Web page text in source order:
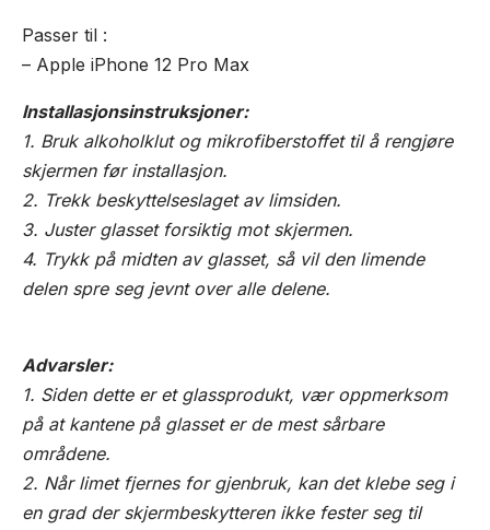
Passer til :
– Apple iPhone 12 Pro Max
Installasjonsinstruksjoner:
1. Bruk alkoholklut og mikrofiberstoffet til å rengjøre
skjermen før installasjon.
2. Trekk beskyttelseslaget av limsiden.
3. Juster glasset forsiktig mot skjermen.
4. Trykk på midten av glasset, så vil den limende
delen spre seg jevnt over alle delene.
Advarsler:
1. Siden dette er et glassprodukt, vær oppmerksom
på at kantene på glasset er de mest sårbare
områdene.
2. Når limet fjernes for gjenbruk, kan det klebe seg i
en grad der skjermbeskytteren ikke fester seg til